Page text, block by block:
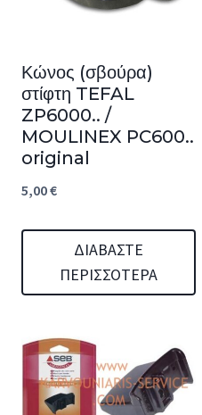
Κώνος (σβούρα)
στίφτη TEFAL
ZP6000.. /
MOULINEX PC600..
original
5,00€
ΔΙΑΒΆΣΤΕ
ΠΕΡΙΣΣΌΤΕΡΑ